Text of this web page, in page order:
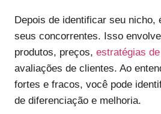
Depois de identificar seu nicho,
seus concorrentes. Isso
produtos, preços, estratégias
avaliações de clientes. Ao
fortes e fracos, você pode
de diferenciação e melhoria.